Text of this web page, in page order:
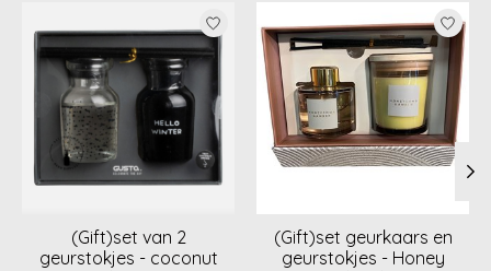
Items van productcarrousel
(Gift)set van 2
geurstokjes - coconut
(Gift)set geurkaars en
geurstokjes - Honey